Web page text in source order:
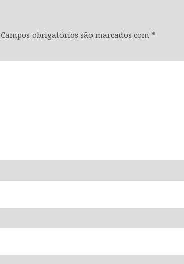
Campos obrigatórios são marcados com *